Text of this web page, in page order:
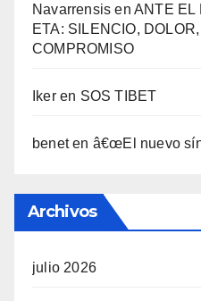
Navarrensis enANTE EL
ETA: SILENCIO,
COMPROMISO
Ikeren SOS TIBET
beneten â€œEl nuevo
Archivos
julio 2026